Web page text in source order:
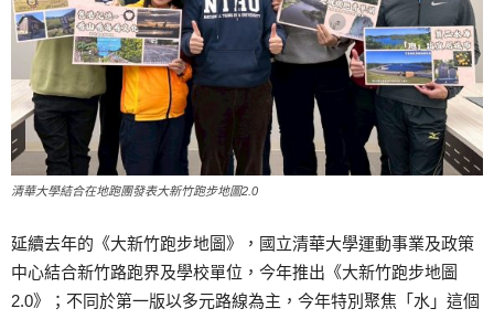
清華大學結合在地跑團發表大新竹跑步地圖2.0
延續去年的《大新竹跑步地圖》，國立清華大學運動事業及政策
中心結合新竹路跑界及學校單位，今年推出《大新竹跑步地圖
2.0》；不同於第一版以多元路線為主，今年特別聚焦「水」這個